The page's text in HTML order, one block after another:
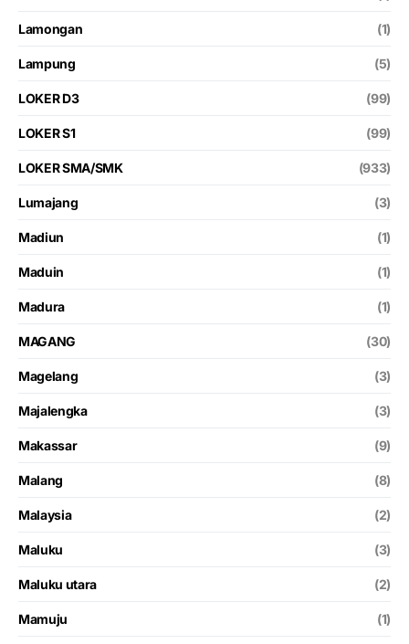
Lamongan (1)
Lampung (5)
LOKER D3 (99)
LOKER S1 (99)
LOKER SMA/SMK (933)
Lumajang (3)
Madiun (1)
Maduin (1)
Madura (1)
MAGANG (30)
Magelang (3)
Majalengka (3)
Makassar (9)
Malang (8)
Malaysia (2)
Maluku (3)
Maluku utara (2)
Mamuju (1)